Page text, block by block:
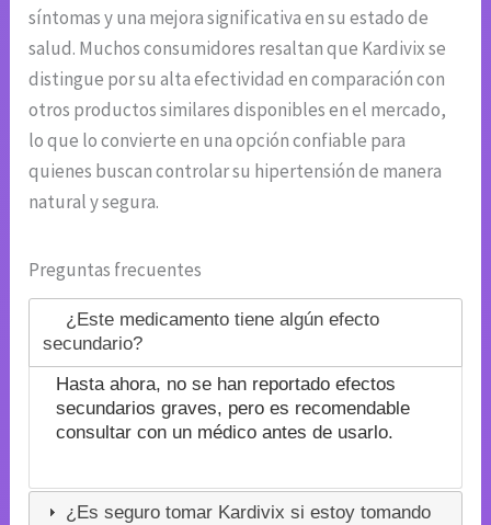
síntomas y una mejora significativa en su estado de
salud. Muchos consumidores resaltan que Kardivix se
distingue por su alta efectividad en comparación con
otros productos similares disponibles en el mercado,
lo que lo convierte en una opción confiable para
quienes buscan controlar su hipertensión de manera
natural y segura.
Preguntas frecuentes
¿Este medicamento tiene algún efecto
secundario?
Hasta ahora, no se han reportado efectos
secundarios graves, pero es recomendable
consultar con un médico antes de usarlo.
¿Es seguro tomar Kardivix si estoy tomando